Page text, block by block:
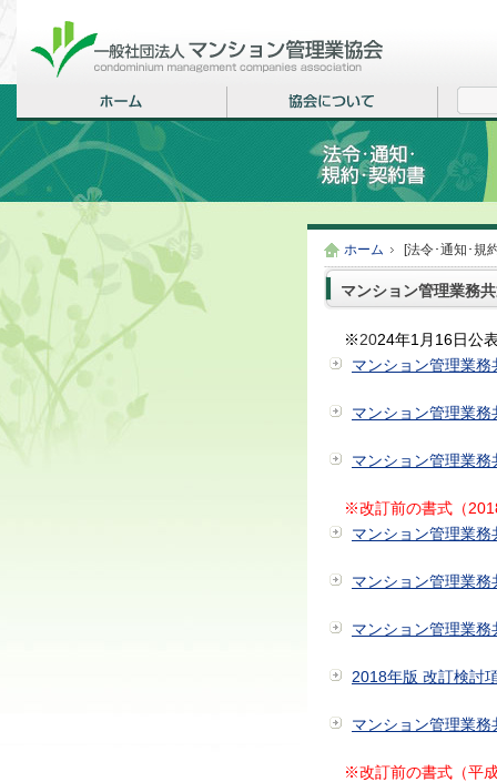
ホーム [法令･通知･規
マンション管理業務
※2024年1月16日公
マンション管理業務
マンション管理業務
マンション管理業務
※改訂前の書式（2018
マンション管理業務
マンション管理業務
マンション管理業務
2018年版 改訂検討
マンション管理業
※改訂前の書式（平成